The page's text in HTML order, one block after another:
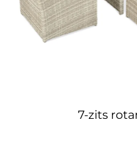
7-zits